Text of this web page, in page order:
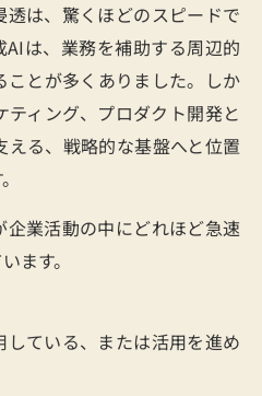
は、驚くほどのスピードで
は、業務を補助する周辺的
とが多くありました。しか
ィング、プロダクト開発と
える、戦略的な基盤へと位置
業活動の中にどれほど急速
ます。
ている、または活用を進め